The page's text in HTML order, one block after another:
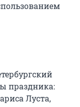
праздника:
Луста,